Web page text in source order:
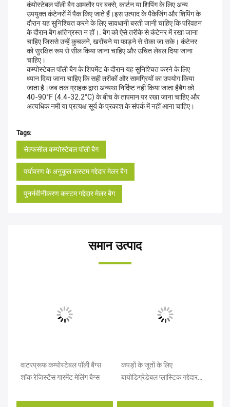
कंपोस्टेबल पॉली बैग आमतौर पर बक्से, कार्टन या शिपिंग के लिए अन्य
उपयुक्त कंटेनरों में पैक किए जाते हैं।इस उत्पाद के पैकेजिंग और शिपिंग के
दौरान यह सुनिश्चित करने के लिए सावधानी बरती जानी चाहिए कि परिवहन
के दौरान बैग क्षतिग्रस्त न हों।. बैग को ऐसे तरीके से कंटेनर में रखा जाना
चाहिए जिससे उन्हें कुचलने, खरोंचने या फाड़ने से रोका जा सके। कंटेनर
को सुरक्षित रूप से सील किया जाना चाहिए और उचित लेबल दिया जाना
चाहिए।
कम्पोस्टेबल पॉली बैग के शिपमेंट के दौरान यह सुनिश्चित करने के लिए
ध्यान दिया जाना चाहिए कि सही तरीकों और सामग्रियों का उपयोग किया
जाता है।जब तक ग्राहक द्वारा अन्यथा निर्दिष्ट नहीं किया जाता हैबैग को
40-90°F (4.4-32.2°C) के बीच के तापमान पर रखा जाना चाहिए और
अत्यधिक नमी या प्रत्यक्ष सूर्य के प्रकाश के संपर्क में नहीं आना चाहिए।
Tags:
सेल्फसील कम्पोस्टेबल पॉली बैग
पर्यावरण के अनुकूल कस्टम गद्देदार मेलर बैग
पुनर्नवीनीकरण कस्टम गद्देदार मेलर बैग
समान उत्पाद
वाटरप्रूफ कम्पोस्टेबल पॉली बैग्स
शॉक रेजिस्टेंस गारमेंट मेलिंग बैग्स
कपड़ों के जूतों के लिए
बायोडिग्रेडेबल प्लास्टिक गद्देदार